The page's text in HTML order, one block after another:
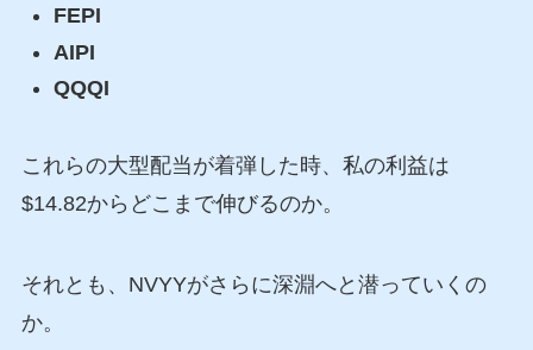
FEPI
AIPI
QQQI
これらの大型配当が着弾した時、私の利益は
$14.82からどこまで伸びるのか。
それとも、NVYYがさらに深淵へと潜っていくの
か。